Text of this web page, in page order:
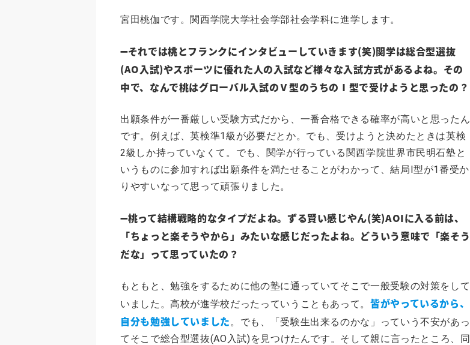
宮田桃伽です。関西学院大学社会学部社会学科に進学します。
➖それでは桃とフランクにインタビューしていきます(笑)関学は総合型選抜
(AO入試)やスポーツに優れた人の入試など様々な入試方式があるよね。その
中で、なんで桃はグローバル入試のⅤ型のうちのⅠ型で受けようと思ったの？
出願条件が一番厳しい受験方式だから、一番合格できる確率が高いと思ったん
です。例えば、英検準1級が必要だとか。でも、受けようと決めたときは英検
2級しか持っていなくて。でも、関学が行っている関西学院世界市民明石塾と
いうものに参加すれば出願条件を満たせることがわかって、結局Ⅰ型が1番受か
りやすいなって思って頑張りました。
➖桃って結構戦略的なタイプだよね。ずる賢い感じやん(笑)AOIに入る前は、
「ちょっと楽そうやから」みたいな感じだったよね。どういう意味で「楽そう
だな」って思っていたの？
もともと、勉強をするために他の塾に通っていてそこで一般受験の対策をして
いました。高校が進学校だったっていうこともあって。 皆がやっているから、
自分も勉強していました。でも、「受験生出来るのかな」っていう不安があっ
てそこで総合型選抜(AO入試)を見つけたんです。そして親に言ったところ、同